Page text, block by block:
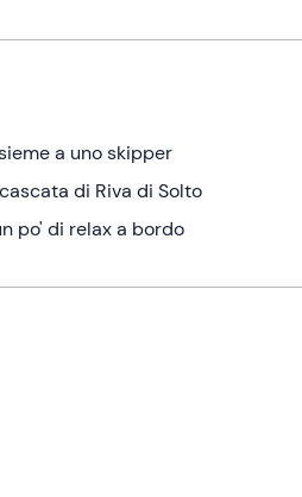
a uno skipper
di Riva di Solto
po' di relax a bordo